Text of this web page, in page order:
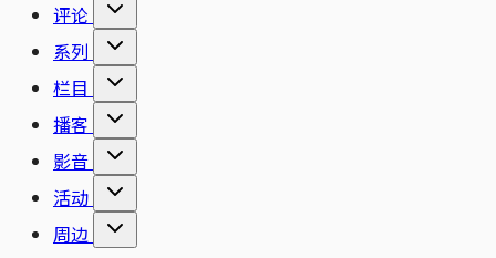
评论
系列
栏目
播客
影音
活动
周边